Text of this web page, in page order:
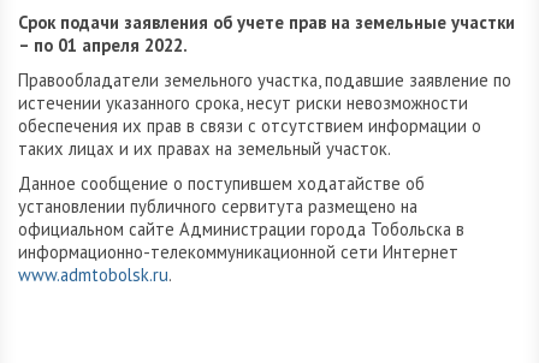
Срок подачи заявления об учете прав на земельные участки
– по 01 апреля 2022.
Правообладатели земельного участка, подавшие заявление по
истечении указанного срока, несут риски невозможности
обеспечения их прав в связи с отсутствием информации о
таких лицах и их правах на земельный участок.
Данное сообщение о поступившем ходатайстве об
установлении публичного сервитута размещено на
официальном сайте Администрации города Тобольска в
информационно-телекоммуникационной сети Интернет
www.admtobolsk.ru.